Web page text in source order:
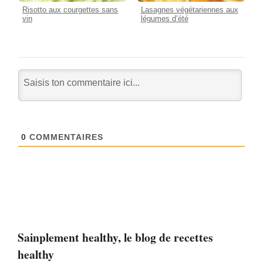
Sainplement healthy, le blog de recettes
healthy
Risotto aux courgettes sans
vin
Lasagnes végétariennes aux
légumes d’été
0 COMMENTAIRES